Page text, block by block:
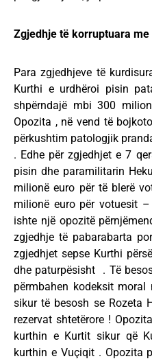
Zgjedhje të korruptuara me
Para zgjedhjeve të
Kurthi e urdhëroi pisin
shpërndajë mbi 300
Opozita , në vend të
përkushtim patologjik
. Edhe për zgjedhjet e 7
pisin dhe paramilitarin
milionë euro për të blerë
milionë euro për votuesit
ishte një opozitë
zgjedhje të pabarabarta
zgjedhjet sepse Kurthi
dhe paturpësisht . Të
përmbahen kodeksit
sikur të besosh se Rozeta
rezervat shtetërore !
kurthin e Kurtit sikur që
kurthin e Vuçiqit . Opozita